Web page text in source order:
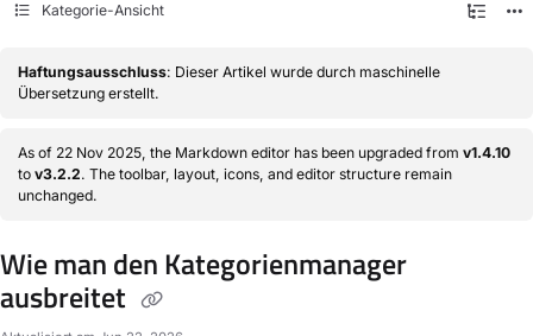
Kategorie-Ansicht
Haftungsausschluss: Dieser Artikel wurde durch maschinelle
Übersetzung erstellt.
As of 22 Nov 2025, the Markdown editor has been upgraded from v1.4.10
to v3.2.2. The toolbar, layout, icons, and editor structure remain
unchanged.
Wie man den Kategorienmanager
ausbreitet